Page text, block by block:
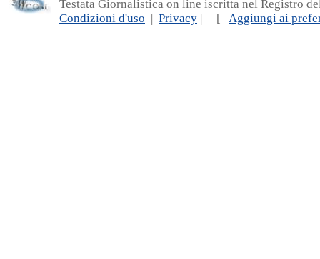
Testata Giornalistica on line iscritta nel Registro
Condizioni d'uso | Privacy | [ Aggiungi ai